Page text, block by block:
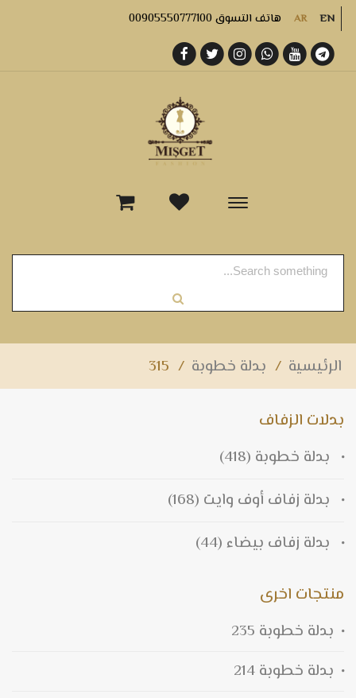
AR EN هاتف التسوق 00905550777100
-
الرئيسية / بدلة خطوبة /
315
بدلات الزفاف
بدلة خطوبة (418)
بدلة زفاف أوف وايت (168)
بدلة زفاف بيضاء (44)
منتجات اخرى
بدلة خطوبة 235
بدلة خطوبة 214